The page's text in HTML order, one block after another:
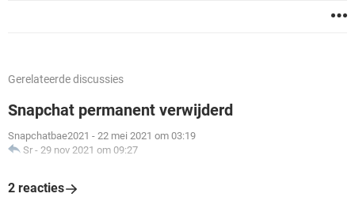
Gerelateerde discussies
Snapchat permanent verwijderd
Snapchatbae2021 - 22 mei 2021 om 03:19
Sr - 29 nov 2021 om 09:27
2 reacties